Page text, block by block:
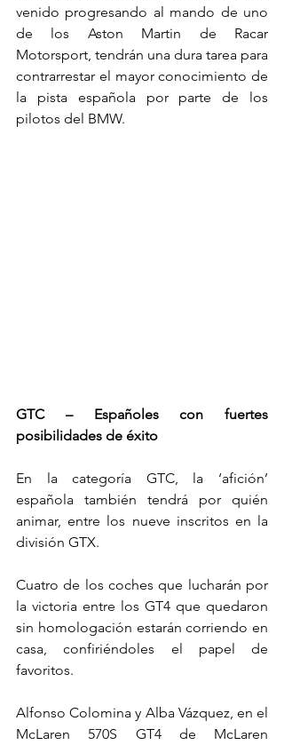
venido progresando al mando de uno
de los Aston Martin de Racar
Motorsport, tendrán una dura tarea para
contrarrestar el mayor conocimiento de
la pista española por parte de los
pilotos del BMW.
GTC – Españoles con fuertes
posibilidades de éxito
En la categoría GTC, la ‘afición’
española también tendrá por quién
animar, entre los nueve inscritos en la
división GTX.
Cuatro de los coches que lucharán por
la victoria entre los GT4 que quedaron
sin homologación estarán corriendo en
casa, confiriéndoles el papel de
favoritos.
Alfonso Colomina y Alba Vázquez, en el
McLaren 570S GT4 de McLaren